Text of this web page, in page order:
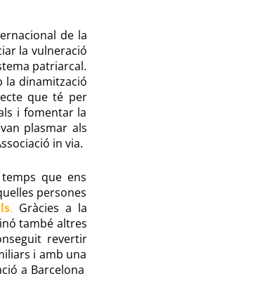
de la
la vulneració
patriarcal.
la dinamització
que té per
i fomentar la
plasmar als
in via.
que ens
persones
. Gràcies a la
també altres
revertir
i amb una
a Barcelona